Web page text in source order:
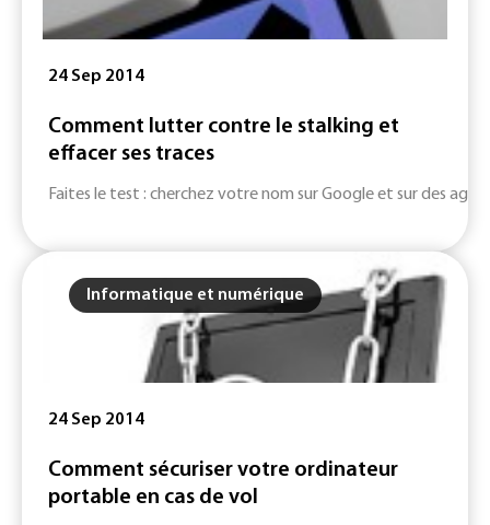
24 Sep 2014
Comment lutter contre le stalking et
effacer ses traces
Faites le test : cherchez votre nom sur Google et sur des
Informatique et numérique
24 Sep 2014
Comment sécuriser votre ordinateur
portable en cas de vol